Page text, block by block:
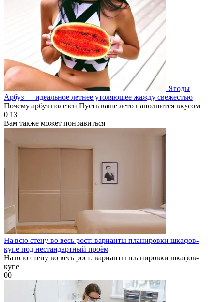
Ягоды
Арбуз — идеальное летнее утоляющее жажду свежестью
Почему арбуз полезен Пусть ваше лето наполнится вкусом
0 13
Вам также может понравиться
На всю стену во весь рост: варианты планировки шкафов-
купе под нестандартный проём
На всю стену во весь рост: варианты планировки шкафов-
купе
00